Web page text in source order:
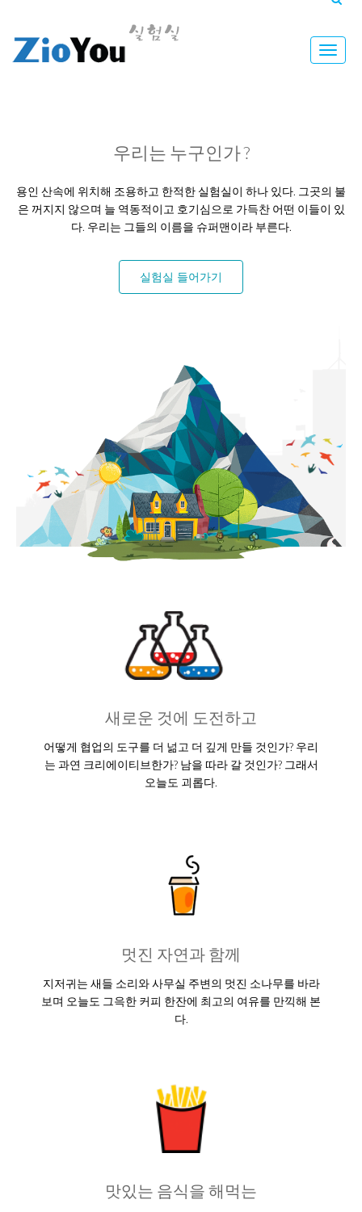
Toggle
우리는 누구인가 ?
용인 산속에 위치해 조용하고 한적한 실험실이 하나 있다. 그곳의 불
은 꺼지지 않으며 늘 역동적이고 호기심으로 가득찬 어떤 이들이 있
다. 우리는 그들의 이름을 슈퍼맨이라 부른다.
실험실 들어가기
새로운 것에 도전하고
어떻게 협업의 도구를 더 넒고 더 깊게 만들 것인가? 우리
는 과연 크리에이티브한가? 남을 따라 갈 것인가? 그래서
오늘도 괴롭다.
멋진 자연과 함께
지저귀는 새들 소리와 사무실 주변의 멋진 소나무를 바라
보며 오늘도 그윽한 커피 한잔에 최고의 여유를 만끽해 본
다.
맛있는 음식을 해먹는